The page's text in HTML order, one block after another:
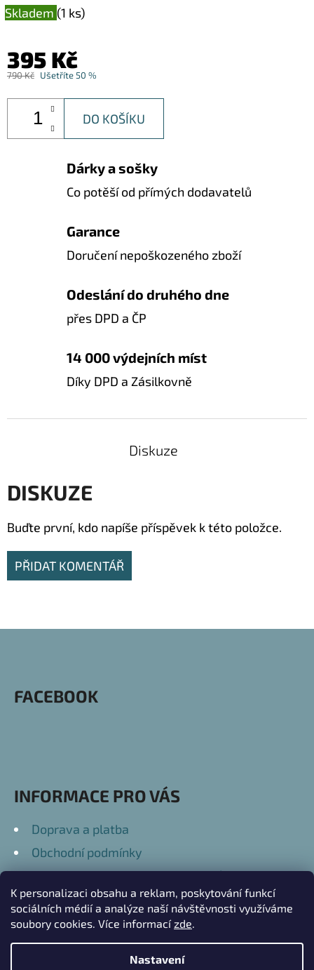
K personalizaci obsahu a reklam, poskytování funkcí
sociálních médií a analýze naší návštěvnosti využíváme
soubory cookies. Více informacízde.
Nastavení
Skladem (1 ks)
395 Kč
790 Kč Ušetříte 50 %
DO KOŠÍKU
Dárky a sošky
Co potěší od přímých dodavatelů
Garance
Doručení nepoškozeného zboží
Odeslání do druhého dne
přes DPD a ČP
14 000 výdejních míst
Díky DPD a Zásilkovně
Diskuze
DISKUZE
Buďte první, kdo napíše příspěvek k této položce.
PŘIDAT KOMENTÁŘ
FACEBOOK
INFORMACE PRO VÁS
Doprava a platba
Obchodní podmínky
Podmínky ochrany osobních údajů
Kontakty